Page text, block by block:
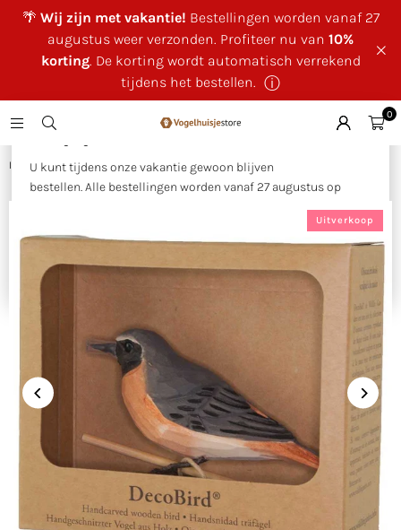
🌴 Wij zijn met vakantie! Bestellingen worden vanaf 27
augustus weer verzonden. Profiteer nu van 10%
korting. De korting wordt automatisch verrekend
tijdens het bestellen. ⓘ
×
U kunt tijdens onze vakantie gewoon blijven
bestellen. Alle bestellingen worden vanaf 27 augustus op
Als bedankje voor uw geduld ontvangt u tijdens onze
automatisch verrekend tijdens het bestellen.
0
Huis DecoBird - Roodstaart
Uitverkoop